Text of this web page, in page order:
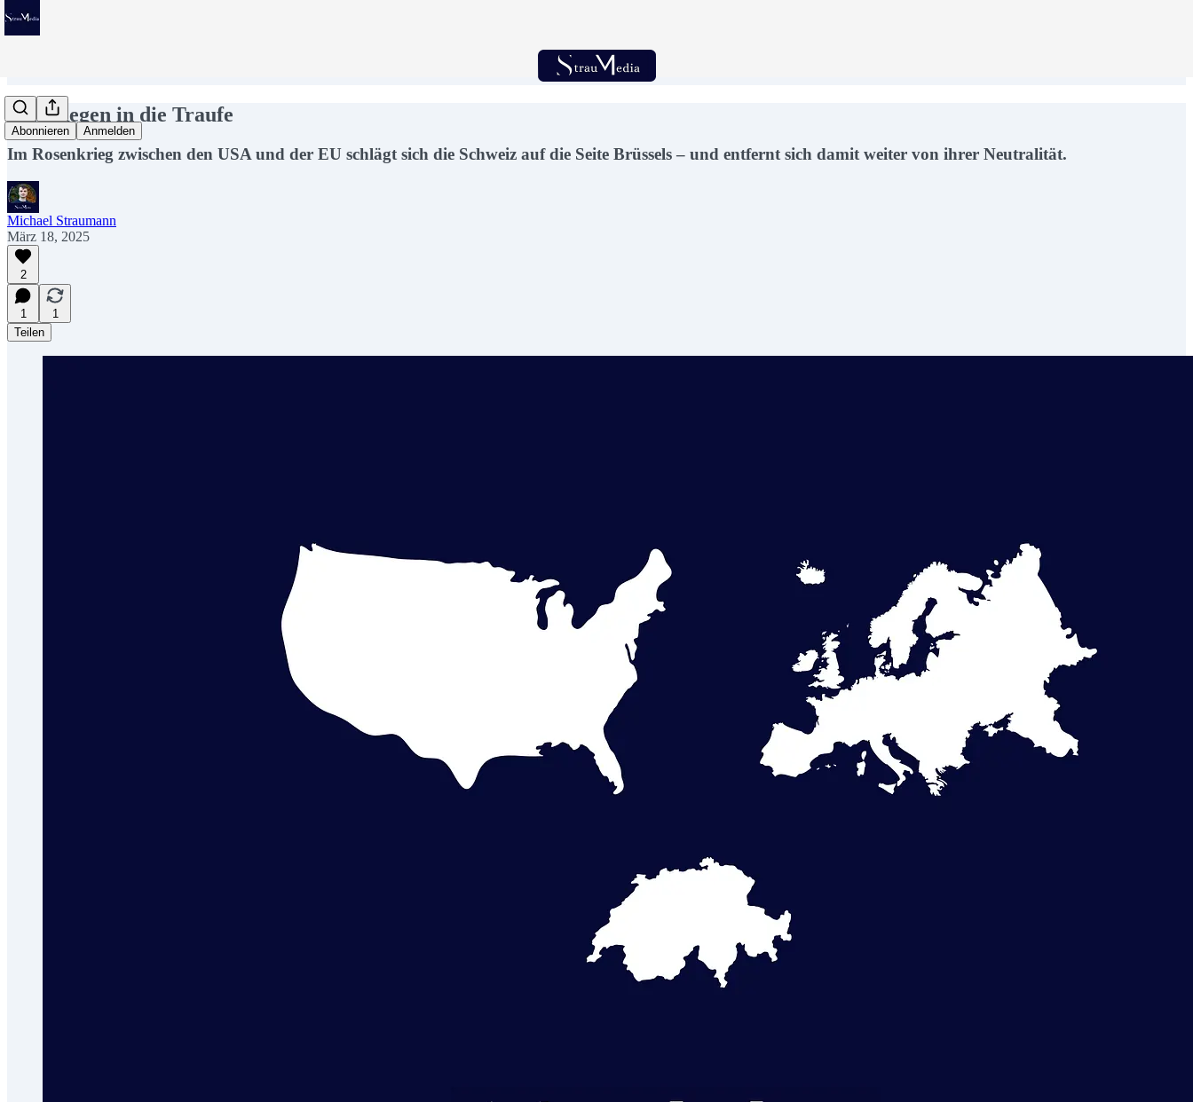
Abonnieren Anmelden
Vom Regen in die Traufe
Im Rosenkrieg zwischen den USA und der EU schlägt sich die Schweiz auf die Seite Brüssels – und entfernt sich damit weiter von ihrer Neutralität.
Michael Straumann
März 18, 2025
2
1
1
Teilen